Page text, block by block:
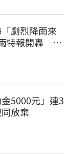
劇烈降雨來
特報開轟 今
5000元」連3
放棄